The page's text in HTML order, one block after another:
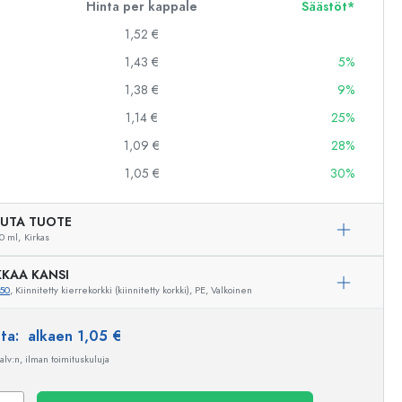
Hinta per kappale
Säästöt*
1,52 €
1,43 €
5%
1,38 €
9%
1,14 €
25%
1,09 €
28%
1,05 € 30%
TUOTE
ml, Kirkas
KANSI
, Kiinnitetty kierrekorkki (kiinnitetty korkki), PE, Valkoinen
alkaen 1,05 €
ilman toimituskuluja